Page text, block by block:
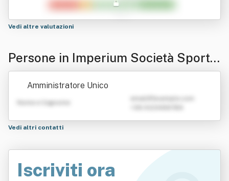
Vedi altre valutazioni
Persone in Imperium Società Sportiv
a Dilettantistica A Responsabilita' Li
mitata In Breve Imperium Ssd A R.l.
Amministratore Unico
Nome e Cognome
Vedi altri contatti
Iscriviti ora